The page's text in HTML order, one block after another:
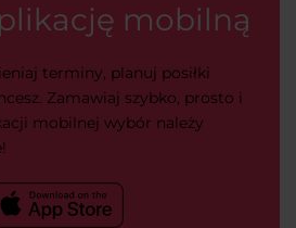
mobilną
terminy, planuj posiłki
Zamawiaj szybko, prosto i
mobilnej wybór należy